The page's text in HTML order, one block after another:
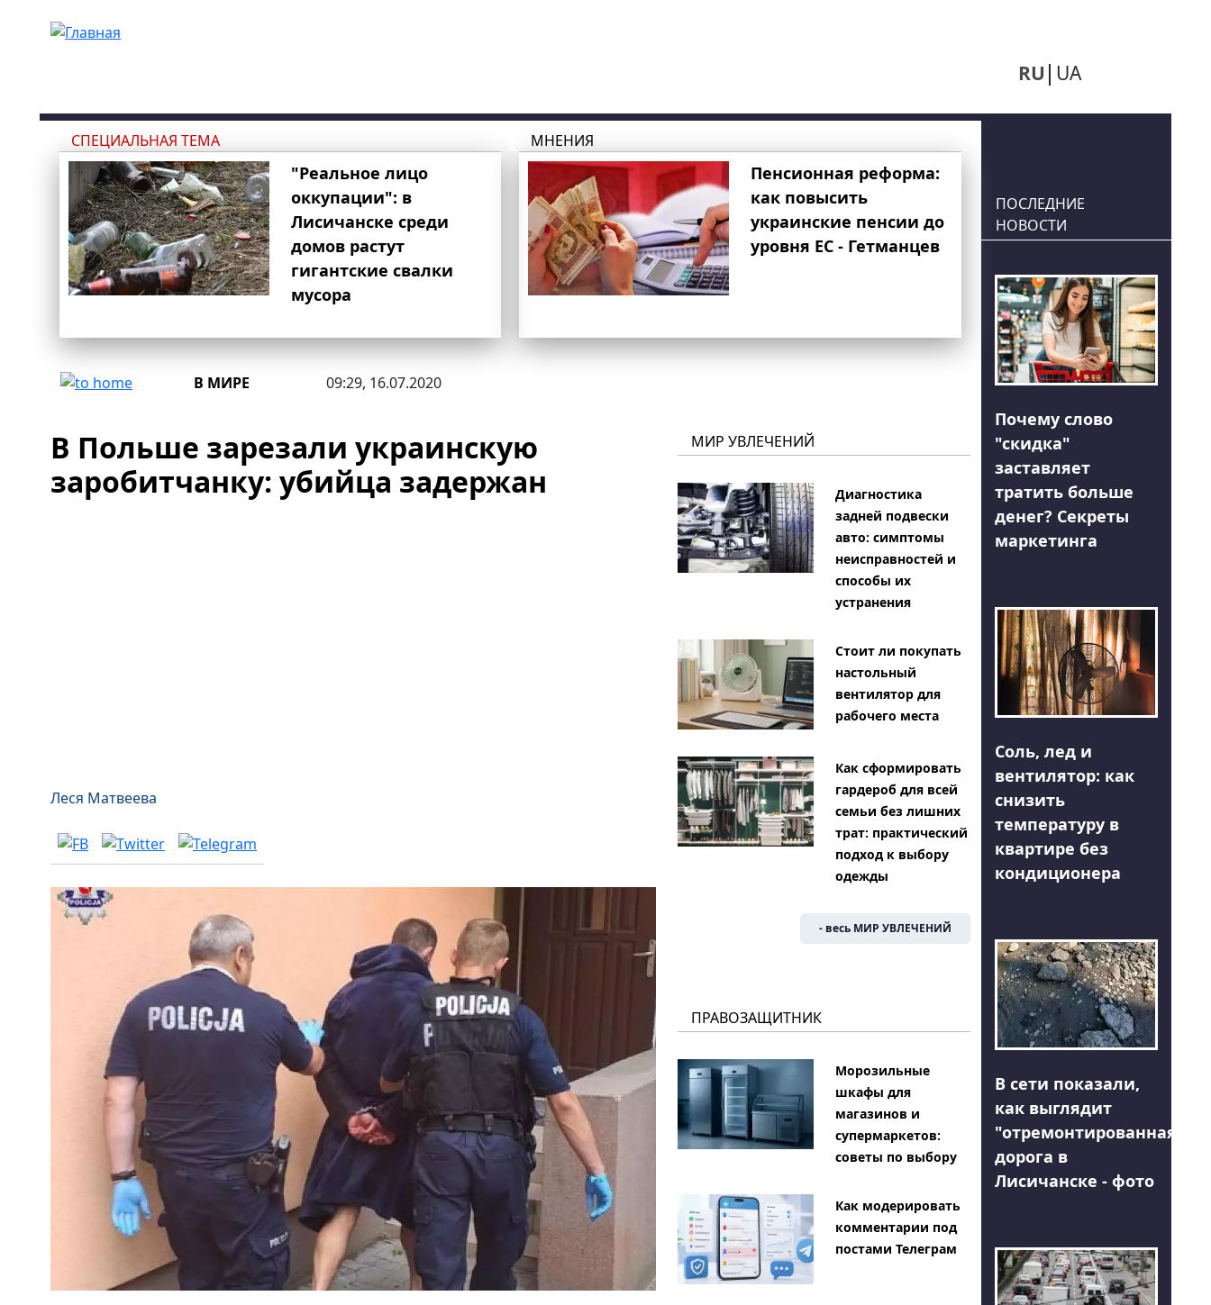
RU UA
СПЕЦИАЛЬНАЯ ТЕМА
"Реальное лицо
оккупации": в
Лисичанске среди
домов растут
гигантские свалки
мусора
МНЕНИЯ
Пенсионная реформа:
как повысить
украинские пенсии до
уровня ЕС - Гетманцев
В МИРЕ 09:29, 16.07.2020
В Польше зарезали украинскую
заробитчанку: убийца задержан
Леся Матвеева
МИР УВЛЕЧЕНИЙ
Диагностика
задней подвески
авто: симптомы
неисправностей и
способы их
устранения
Стоит ли покупать
настольный
вентилятор для
рабочего места
Как сформировать
гардероб для всей
семьи без лишних
трат: практический
подход к выбору
одежды
- весь МИР УВЛЕЧЕНИЙ
ПРАВОЗАЩИТНИК
Морозильные
шкафы для
магазинов и
супермаркетов:
советы по выбору
Как модерировать
комментарии под
постами Телеграм
ПОСЛЕДНИЕ
НОВОСТИ
Почему слово
"скидка"
заставляет
тратить больше
денег? Секреты
маркетинга
Соль, лед и
вентилятор: как
снизить
температуру в
квартире без
кондиционера
В сети показали,
как выглядит
"отремонтированная"
дорога в
Лисичанске - фото